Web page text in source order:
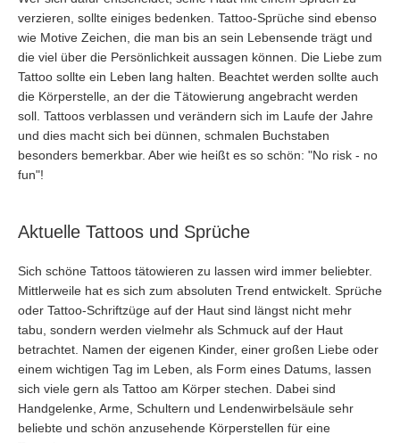
verzieren, sollte einiges bedenken. Tattoo-Sprüche sind ebenso
wie Motive Zeichen, die man bis an sein Lebensende trägt und
die viel über die Persönlichkeit aussagen können. Die Liebe zum
Tattoo sollte ein Leben lang halten. Beachtet werden sollte auch
die Körperstelle, an der die Tätowierung angebracht werden
soll. Tattoos verblassen und verändern sich im Laufe der Jahre
und dies macht sich bei dünnen, schmalen Buchstaben
besonders bemerkbar. Aber wie heißt es so schön: "No risk - no
fun"!
Aktuelle Tattoos und Sprüche
Sich schöne Tattoos tätowieren zu lassen wird immer beliebter.
Mittlerweile hat es sich zum absoluten Trend entwickelt. Sprüche
oder Tattoo-Schriftzüge auf der Haut sind längst nicht mehr
tabu, sondern werden vielmehr als Schmuck auf der Haut
betrachtet. Namen der eigenen Kinder, einer großen Liebe oder
einem wichtigen Tag im Leben, als Form eines Datums, lassen
sich viele gern als Tattoo am Körper stechen. Dabei sind
Handgelenke, Arme, Schultern und Lendenwirbelsäule sehr
beliebte und schön anzusehende Körperstellen für eine